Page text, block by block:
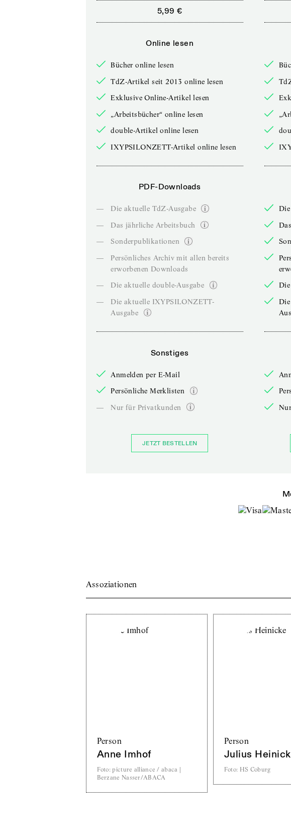
5,99 €
Online lesen
Bücher online lesen
TdZ-Artikel seit 2013 online lesen
Exklusive Online-Artikel lesen
„Arbeitsbücher“ online lesen
double-Artikel online lesen
IXYPSILONZETT-Artikel online lesen
PDF-Downloads
—
Die aktuelle TdZ-Ausgabe
—
Das jährliche Arbeitsbuch
—
Sonderpublikationen
—
Persönliches Archiv mit allen bereits
erworbenen Downloads
—
Die aktuelle double-Ausgabe
—
Die aktuelle IXYPSILONZETT-
Ausgabe
Sonstiges
Anmelden per E-Mail
Persönliche Merklisten
—
Nur für Privatkunden
JETZT BESTELLEN
Assoziationen
Person
Anne Imhof
Foto: picture alliance / abaca |
Berzane Nasser/ABACA
Person
Julius
Foto: HS Coburg